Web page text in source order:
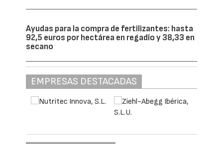
Ayudas para la compra de fertilizantes: hasta
92,5 euros por hectárea en regadío y 38,33 en
secano
EMPRESAS DESTACADAS